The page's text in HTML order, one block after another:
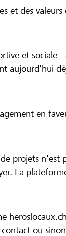
et des valeurs
et sociale -
aujourd'hui
en
projets n'est
La
ou